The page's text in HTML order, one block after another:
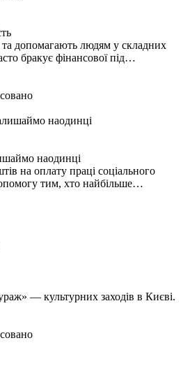
допомагають людям у складних
бракує фінансової під…
наодинці
на оплату праці соціального
тим, хто найбільше…
— культурних заходів в Києві.